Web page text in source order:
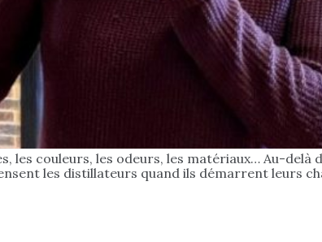
les couleurs, les odeurs, les matériaux… Au-delà
les distillateurs quand ils démarrent leurs